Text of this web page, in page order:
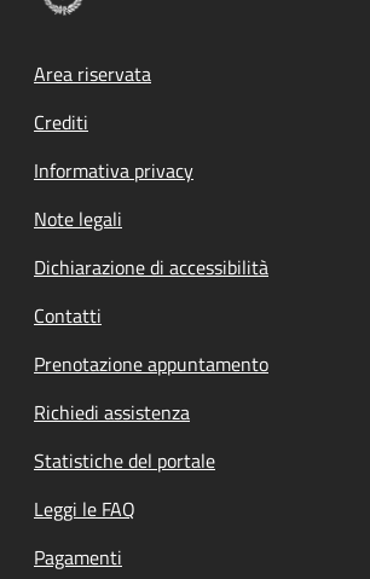
Footer menu
Area riservata
Crediti
Informativa privacy
Note legali
Dichiarazione di accessibilità
Contatti
Prenotazione appuntamento
Richiedi assistenza
Statistiche del portale
Leggi le FAQ
Pagamenti